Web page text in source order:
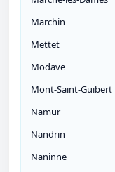
Marchin
Mettet
Modave
Mont-Saint-Guibert
Namur
Nandrin
Naninne